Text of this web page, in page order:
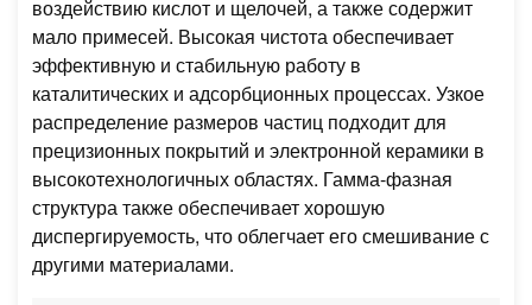
воздействию кислот и щелочей, а также содержит
мало примесей. Высокая чистота обеспечивает
эффективную и стабильную работу в
каталитических и адсорбционных процессах. Узкое
распределение размеров частиц подходит для
прецизионных покрытий и электронной керамики в
высокотехнологичных областях. Гамма-фазная
структура также обеспечивает хорошую
диспергируемость, что облегчает его смешивание с
другими материалами.